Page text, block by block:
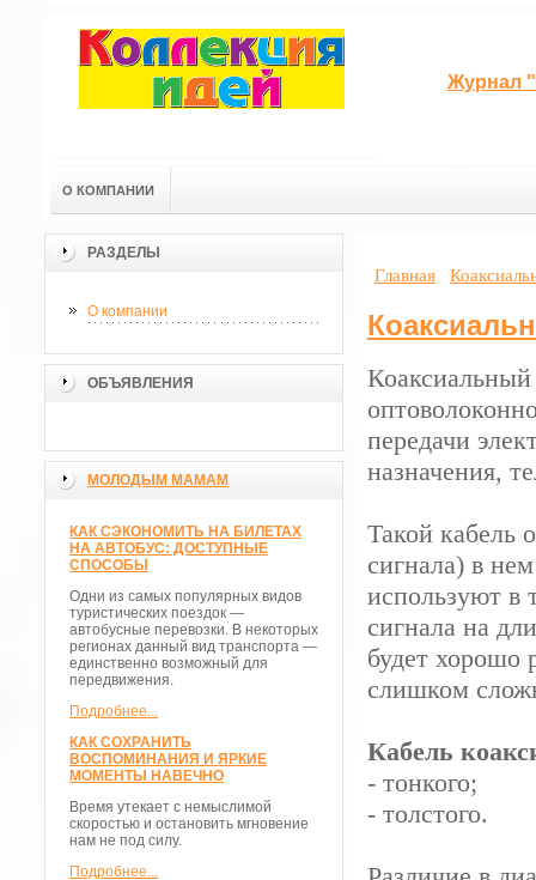
Журнал
О КОМПАНИИ
РАЗДЕЛЫ
О компании
ОБЪЯВЛЕНИЯ
МОЛОДЫМ МАМАМ
КАК СЭКОНОМИТЬ НА БИЛЕТАХ
НА АВТОБУС: ДОСТУПНЫЕ
СПОСОБЫ
Одни из самых популярных видов
туристических поездок —
автобусные перевозки. В некоторых
регионах данный вид транспорта —
единственно возможный для
передвижения.
Подробнее...
КАК СОХРАНИТЬ
ВОСПОМИНАНИЯ И ЯРКИЕ
МОМЕНТЫ НАВЕЧНО
Время утекает с немыслимой
скоростью и остановить мгновение
нам не под силу.
Подробнее...
Главная
Коаксиальный
передачи
назначения,
Такой кабель
сигнала) в
используют в
сигнала на
будет хорошо
слишком
Кабель
- тонкого;
- толстого.